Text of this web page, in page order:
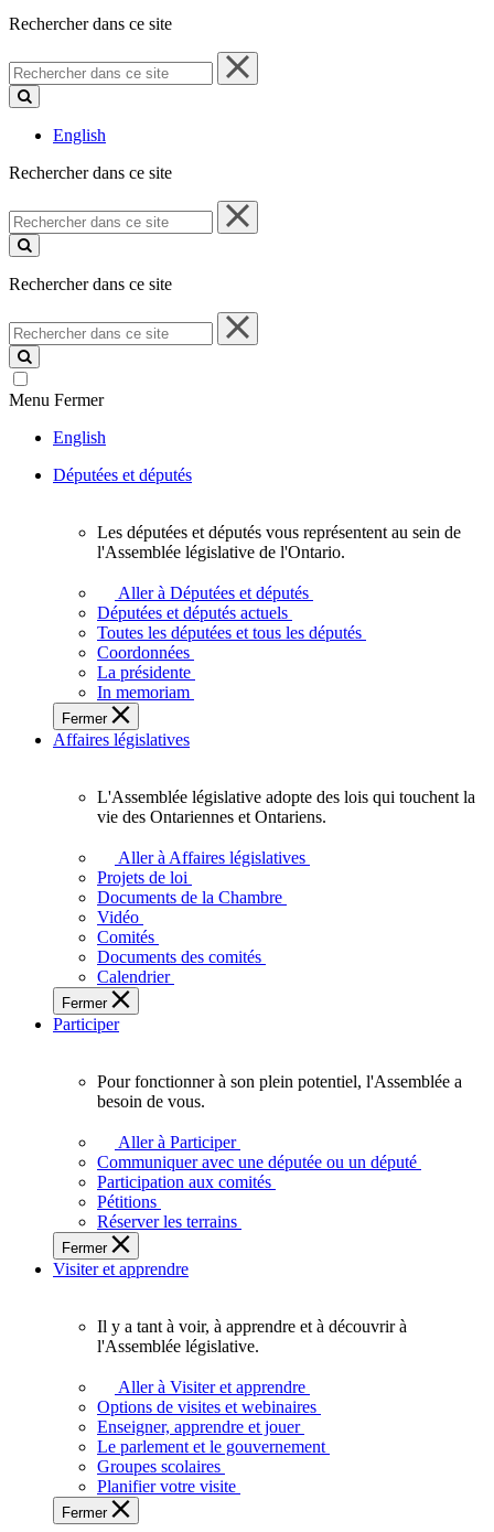
Rechercher dans ce site
Rechercher
dans
ce
English
Rechercher dans ce site
Rechercher
dans
ce
Rechercher dans ce site
Rechercher
dans
ce
site
Menu Fermer
English
Députées et députés
députés
vous
représentent
sein
de
l'Assemblée
législative
l'Ontario.
Les députées et députés vous représentent au sein de
l'Assemblée législative de l'Ontario.
Aller à Députées et députés
Députées et députés actuels
Toutes les députées et tous les députés
Coordonnées
La présidente
In memoriam
Fermer
Affaires législatives
L'Assemblée
adopte
touchent
des
Ontariennes
et
L'Assemblée législative adopte des lois qui touchent la
vie des Ontariennes et Ontariens.
Aller à Affaires législatives
Projets de loi
Documents de la Chambre
Vidéo
Comités
Documents des comités
Calendrier
Fermer
Participer
plein
potentiel,
l'Assemblée
a
besoin
de
Pour fonctionner à son plein potentiel, l'Assemblée a
besoin de vous.
Aller à Participer
Communiquer avec une députée ou un député
Participation aux comités
Pétitions
Réserver les terrains
Fermer
Visiter et apprendre
voir,
apprendre
et
à
Il y a tant à voir, à apprendre et à découvrir à
l'Assemblée législative.
Aller à Visiter et apprendre
Options de visites et webinaires
Enseigner, apprendre et jouer
Le parlement et le gouvernement
Groupes scolaires
Planifier votre visite
Fermer